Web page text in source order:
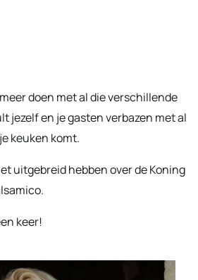
doen met al die verschillende
jezelf en je gasten verbazen met al
keuken komt.
uitgebreid hebben over de Koning
keer!